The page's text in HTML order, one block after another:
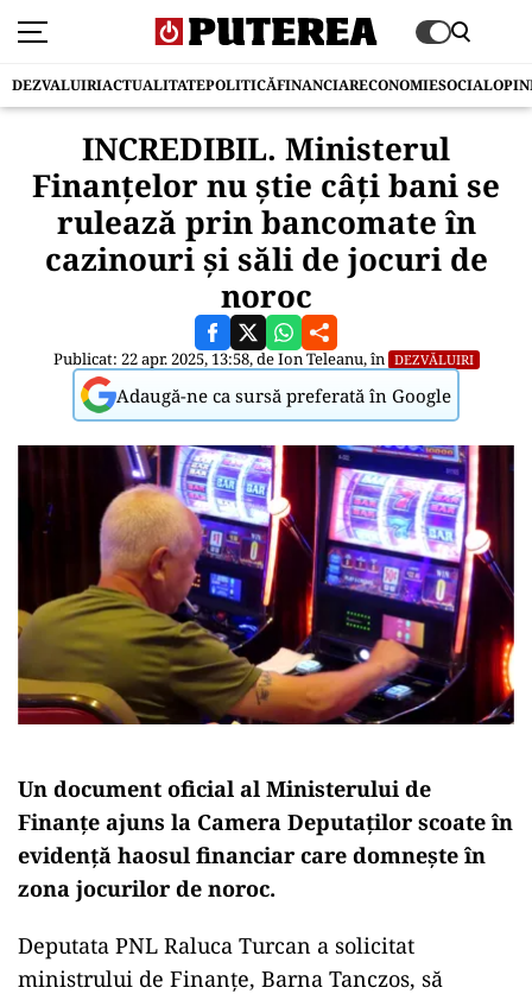
DEZVALUIRIACTUALITATEPOLITICĂFINANCIARECONOMIESOCIAL
INCREDIBIL. Ministerul
Finanțelor nu știe câți bani se
rulează prin bancomate în
cazinouri și săli de jocuri de
noroc
Publicat: 22 apr. 2025, 13:58, deIon Teleanu, în DEZVĂLUIRI
Adaugă-ne ca sursă preferată în Google
Un document oficial al Ministerului de
Finanțe ajuns la Camera Deputaților scoate în
evidență haosul financiar care domnește în
zona jocurilor de noroc.
Deputata PNL Raluca Turcan a solicitat
ministrului de Finanțe, Barna Tanczos, să